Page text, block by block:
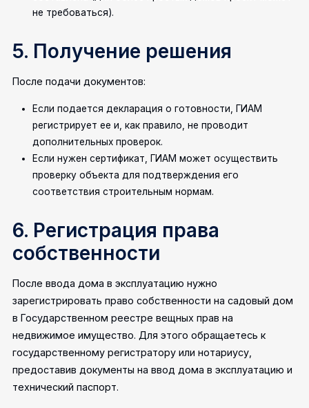
не требоваться).
5. Получение решения
После подачи документов:
Если подается декларация о готовности, ГИАМ
регистрирует ее и, как правило, не проводит
дополнительных проверок.
Если нужен сертификат, ГИАМ может осуществить
проверку объекта для подтверждения его
соответствия строительным нормам.
6. Регистрация права
собственности
После ввода дома в эксплуатацию нужно
зарегистрировать право собственности на садовый дом
в Государственном реестре вещных прав на
недвижимое имущество. Для этого обращаетесь к
государственному регистратору или нотариусу,
предоставив документы на ввод дома в эксплуатацию и
технический паспорт.